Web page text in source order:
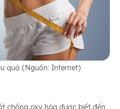
quả (Nguồn: Internet)
chống oxy hóa được biết đến